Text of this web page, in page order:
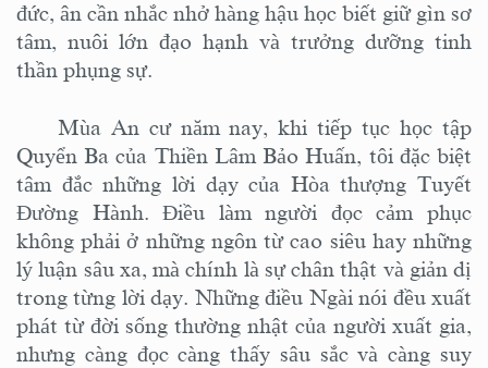
đức, ân cần nhắc nhở hàng hậu học biết giữ gìn sơ
tâm, nuôi lớn đạo hạnh và trưởng dưỡng tinh
thần phụng sự.
Mùa An cư năm nay, khi tiếp tục học tập
Quyển Ba của Thiền Lâm Bảo Huấn, tôi đặc biệt
tâm đắc những lời dạy của Hòa thượng Tuyết
Đường Hành. Điều làm người đọc cảm phục
không phải ở những ngôn từ cao siêu hay những
lý luận sâu xa, mà chính là sự chân thật và giản dị
trong từng lời dạy. Những điều Ngài nói đều xuất
phát từ đời sống thường nhật của người xuất gia,
nhưng càng đọc càng thấy sâu sắc và càng suy